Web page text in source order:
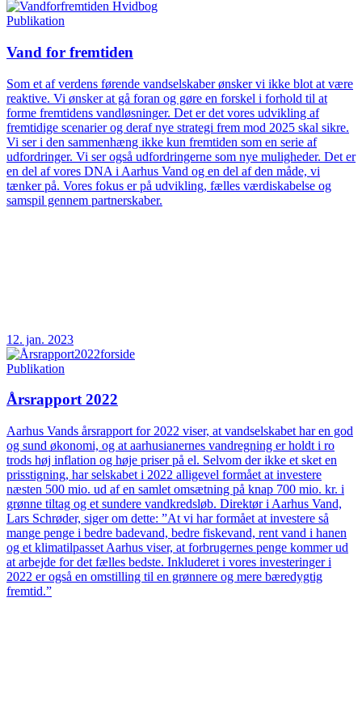
Publikation
Vand for fremtiden
Som et af verdens førende vandselskaber ønsker vi ikke blot at være
reaktive. Vi ønsker at gå foran og gøre en forskel i forhold til at
forme fremtidens vandløsninger. Det er det vores udvikling af
fremtidige scenarier og deraf nye strategi frem mod 2025 skal sikre.
Vi ser i den sammenhæng ikke kun fremtiden som en serie af
udfordringer. Vi ser også udfordringerne som nye muligheder. Det er
en del af vores DNA i Aarhus Vand og en del af den måde, vi
tænker på. Vores fokus er på udvikling, fælles værdiskabelse og
samspil gennem partnerskaber.
12. jan. 2023
Publikation
Årsrapport 2022
Aarhus Vands årsrapport for 2022 viser, at vandselskabet har en god
og sund økonomi, og at aarhusianernes vandregning er holdt i ro
trods høj inflation og høje priser på el. Selvom der ikke et sket en
prisstigning, har selskabet i 2022 alligevel formået at investere
næsten 500 mio. ud af en samlet omsætning på knap 700 mio. kr. i
grønne tiltag og et sundere vandkredsløb. Direktør i Aarhus Vand,
Lars Schrøder, siger om dette: ”At vi har formået at investere så
mange penge i bedre badevand, bedre fiskevand, rent vand i hanen
og et klimatilpasset Aarhus viser, at forbrugernes penge kommer ud
at arbejde for det fælles bedste. Inkluderet i vores investeringer i
2022 er også en omstilling til en grønnere og mere bæredygtig
fremtid.”